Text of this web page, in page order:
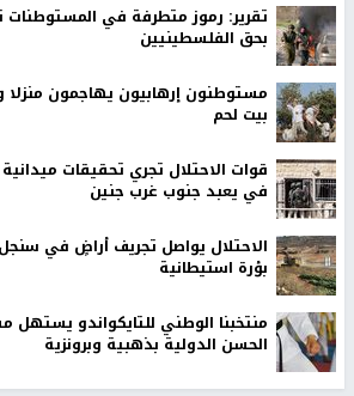
تقرير: رموز متطرفة في المستوطنات
بحق الفلسطينيين
مستوطنون إرهابيون يهاجمون
بيت لحم
قوات الاحتلال تجري تحقيقات
في يعبد جنوب غرب جنين
الاحتلال يواصل تجريف أراضٍ في
بؤرة استيطانية
منتخبنا الوطني للتايكواندو
الحسن الدولية بذهبية وبرونزية